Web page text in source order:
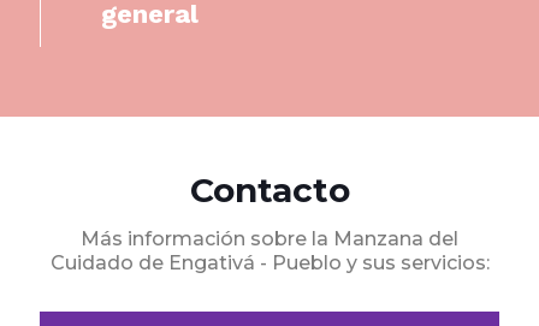
general
Contacto
Más información sobre la Manzana del
Cuidado de Engativá - Pueblo y sus servicios: